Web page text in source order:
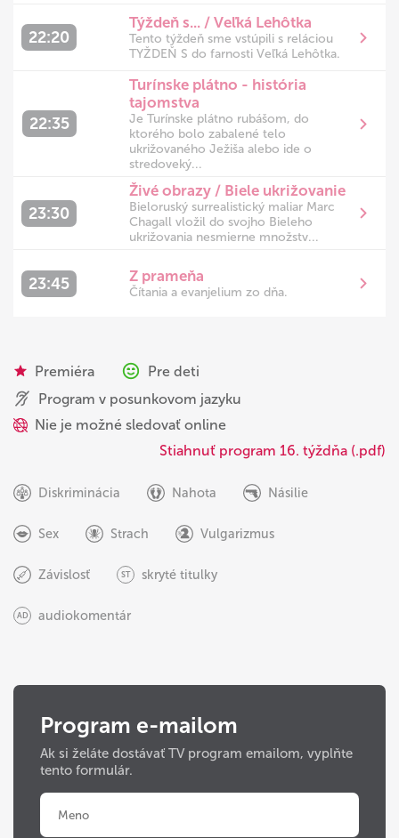
22:20
Týždeň s... / Veľká Lehôtka
Tento týždeň sme vstúpili s reláciou
TYŽDEŇ S do farnosti Veľká Lehôtka.
22:35
Turínske plátno - história
tajomstva
Je Turínske plátno rubášom, do
ktorého bolo zabalené telo
ukrižovaného Ježiša alebo ide o
stredoveký...
23:30
Živé obrazy / Biele ukrižovanie
Bieloruský surrealistický maliar Marc
Chagall vložil do svojho Bieleho
ukrižovania nesmierne množstv...
23:45 Z prameňa
Čítania a evanjelium zo dňa.
Premiéra
Pre deti
Program v posunkovom jazyku
Nie je možné sledovať online
Stiahnuť program 16. týždňa (.pdf)
Diskriminácia Nahota Násilie
Sex Strach Vulgarizmus
Závislosť ST skryté titulky
AD audiokomentár
Program e-mailom
Ak si želáte dostávať TV program emailom, vyplňte
tento formulár.